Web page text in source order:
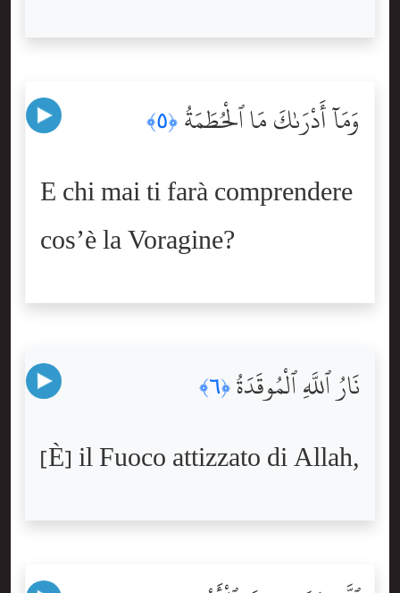
وَمَآ أَدْرَىٰكَ مَا ٱلْحُطَمَةُ ﴿٥﴾
E chi mai ti farà comprendere
cos’è la Voragine?
نَارُ ٱللَّهِ ٱلْمُوقَدَةُ ﴿٦﴾
[È] il Fuoco attizzato di Allah,